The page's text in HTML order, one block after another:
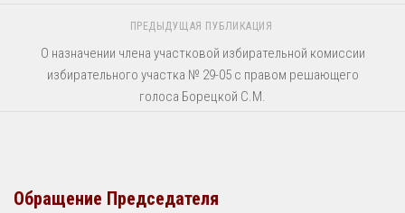
ПРЕДЫДУЩАЯ ПУБЛИКАЦИЯ
О назначении члена участковой избирательной комиссии
избирательного участка № 29-05 с правом решающего
голоса Борецкой С.М.
Обращение Председателя